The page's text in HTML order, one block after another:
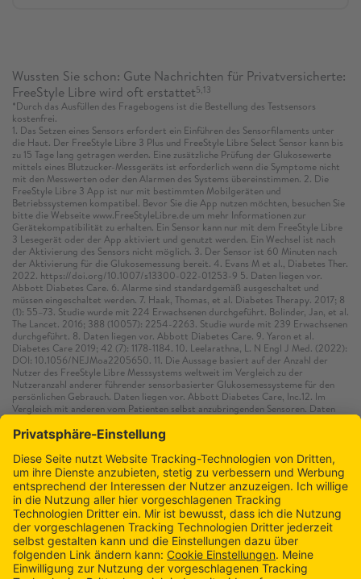
Wussten Sie schon: Gute Nachrichten für Privatversicherte:
FreeStyle Libre wird oft erstattet5,13
*Durch das Ausfüllen des Fragebogens ist die Bestellung des Testsensors
kostenfrei.
1. Das Setzen eines Sensors erfordert ein Einführen des Sensorfilaments unter
die Haut. Der FreeStyle Libre 3 Plus und FreeStyle Libre Select Sensor kann bis
zu 15 Tage lang getragen werden. Eine zusätzliche Prüfung der Glukosewerte
mittels eines Blutzucker-Messgeräts ist erforderlich wenn die Symptome nicht
mit den Messwerten oder den Alarmen des Systems übereinstimmen. 2. Die
FreeStyle Libre 3 App ist nur mit bestimmten Mobilgeräten und
Betriebssystemen kompatibel. Bevor Sie die App nutzen möchten, besuchen Sie
bitte die Webseite www.FreeStyleLibre.de um mehr Informationen zur
Gerätekompatibilität zu erhalten. Ein Sensor kann nur mit dem FreeStyle Libre
3 Lesegerät oder der App aktiviert und genutzt werden. Ein Wechsel ist nach
der Aktivierung des Sensors nicht möglich. 3. Der Sensor ist 60 Minuten nach
der Aktivierung für die Glukosemessung bereit. 4. Evans M et al., Diabetes Ther.
2022. https://doi.org/10.1007/s13300-022-01253-9 5. Daten liegen vor.
Abbott Diabetes Care. 6. Alarme sind standardgemäß ausgeschaltet und
müssen eingeschaltet werden. 7. Haak, Thomas, et al. Diabetes Therapy. 2017; 8
(1): 55–73. Studie wurde mit 224 Erwachsenen durchgeführt. Bolinder, Jan, et al.
The Lancet. 2016; 388 (10057): 2254-2263. Studie wurde mit 239 Erwachsenen
durchgeführt. 8. Daten liegen vor. Abbott Diabetes Care. 9. Yaron et al.
Diabetes Care 2019; 42 (7): 1178-1184. 10. Leelarathna, L. N Engl J Med. (2022):
DOI: 10.1056/NEJMoa2205650. 11. Die Aussage basiert auf der Anzahl der
Nutzer des FreeStyle Libre Messsystems weltweit im Vergleich zu der
Nutzeranzahl anderer führender sensorbasierter Glukosemessysteme für den
persönlichen Gebrauch. Daten liegen vor. Abbott Diabetes Care, Inc.12. Im
Vergleich mit anderen vom Patienten selbst anzubringenden Sensoren. Daten
medizinischen Notwendigkeit sowie dem individuellen Versicherungsschutz
abhängig sein.
FreeStyle Libre Testsensor bestellen